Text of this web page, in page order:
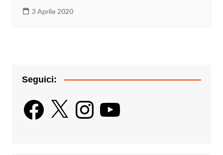
3 Aprile 2020
Seguici:
Facebook
X InstagramYouTube